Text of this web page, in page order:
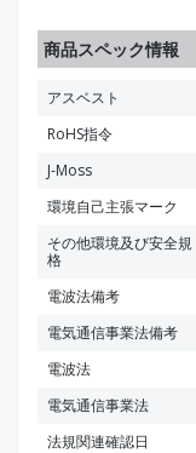
商品スペック情報
アスベスト
RoHS指令
J-Moss
環境自己主張マーク
その他環境及び安全規
格
電波法備考
電気通信事業法備考
電波法
電気通信事業法
法規関連確認日